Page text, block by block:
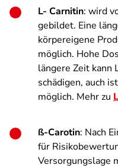
L- Carnitin: wird
gebildet. Eine
körpereigene
möglich. Hohe
längere Zeit kann
schädigen, auch
möglich. Mehr zu
ß-Carotin: Nach
für
Versorgungslage